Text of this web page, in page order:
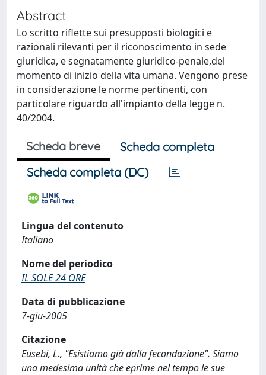
Abstract
Lo scritto riflette sui presupposti biologici e
razionali rilevanti per il riconoscimento in sede
giuridica, e segnatamente giuridico-penale,del
momento di inizio della vita umana. Vengono prese
in considerazione le norme pertinenti, con
particolare riguardo all'impianto della legge n.
40/2004.
Scheda breve
Scheda completa
Scheda completa (DC)
Lingua del contenuto
Italiano
Nome del periodico
IL SOLE 24 ORE
Data di pubblicazione
7-giu-2005
Citazione
Eusebi, L., "Esistiamo già dalla fecondazione". Siamo
una medesima unità che eprime nel tempo le sue